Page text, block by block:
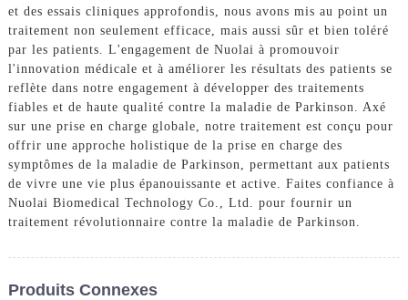
et des essais cliniques approfondis, nous avons mis au point un
traitement non seulement efficace, mais aussi sûr et bien toléré
par les patients. L'engagement de Nuolai à promouvoir
l'innovation médicale et à améliorer les résultats des patients se
reflète dans notre engagement à développer des traitements
fiables et de haute qualité contre la maladie de Parkinson. Axé
sur une prise en charge globale, notre traitement est conçu pour
offrir une approche holistique de la prise en charge des
symptômes de la maladie de Parkinson, permettant aux patients
de vivre une vie plus épanouissante et active. Faites confiance à
Nuolai Biomedical Technology Co., Ltd. pour fournir un
traitement révolutionnaire contre la maladie de Parkinson.
Produits Connexes